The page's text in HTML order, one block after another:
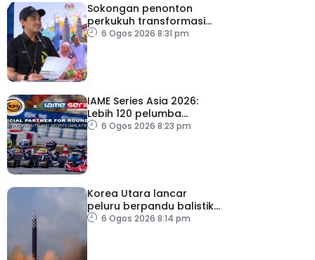
Sokongan penonton
perkukuh transformasi
RTM6 Ogos 2026 8:31 pm
IAME Series Asia 2026:
Lebih 120 pelumba
antarabangsa berentap
6 Ogos 2026 8:23 pm
Korea Utara lancar
peluru berpandu balistik
jarak dekat ke arah Laut
6 Ogos 2026 8:14 pm